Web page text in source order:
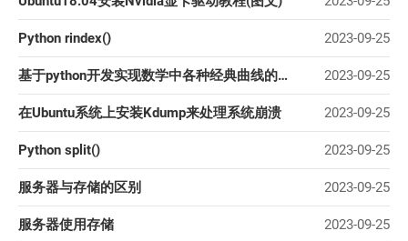
Python rindex() 2023-09-25
基于python开发实现数学中各种经典曲线的可视化 2023-09-25
在Ubuntu系统上安装Kdump来处理系统崩溃 2023-09-25
Python split() 2023-09-25
服务器与存储的区别 2023-09-25
服务器使用存储 2023-09-25